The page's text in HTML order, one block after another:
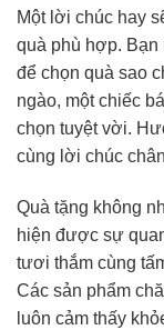
Một lời chúc hay
quà phù hợp. Bạn
để chọn quà sao
ngào, một chiếc
chọn tuyệt vời.
cùng lời chúc
Quà tặng không
hiện được sự
tươi thắm cùng
Các sản phẩm
luôn cảm thấy